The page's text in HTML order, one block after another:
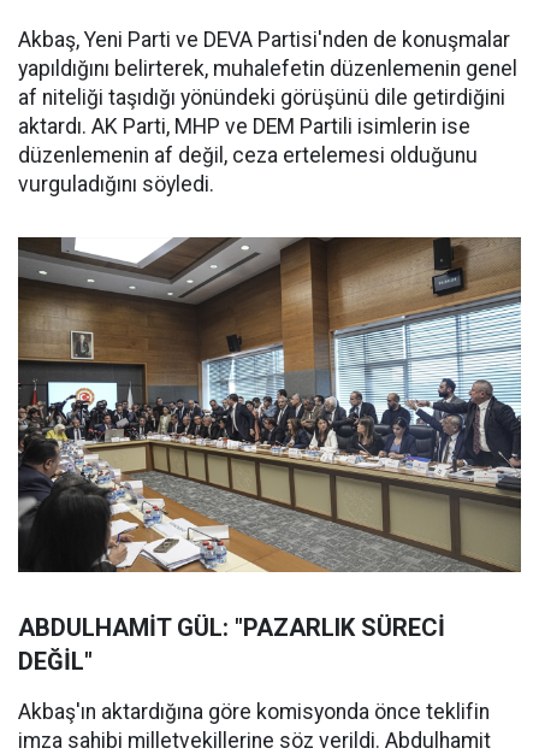
Akbaş, Yeni Parti ve DEVA Partisi'nden de konuşmalar
yapıldığını belirterek, muhalefetin düzenlemenin genel
af niteliği taşıdığı yönündeki görüşünü dile getirdiğini
aktardı. AK Parti, MHP ve DEM Partili isimlerin ise
düzenlemenin af değil, ceza ertelemesi olduğunu
vurguladığını söyledi.
ABDULHAMİT GÜL: "PAZARLIK SÜRECİ
DEĞİL"
Akbaş'ın aktardığına göre komisyonda önce teklifin
imza sahibi milletvekillerine söz verildi. Abdulhamit